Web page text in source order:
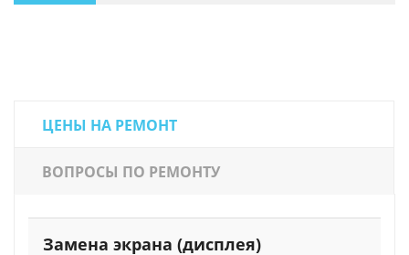
ЦЕНЫ НА РЕМОНТ
ВОПРОСЫ ПО РЕМОНТУ
Замена экрана (дисплея)